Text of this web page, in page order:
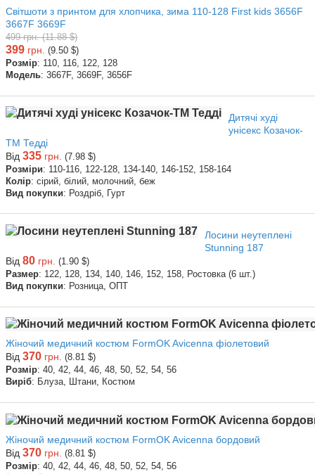
Світшоти з принтом для хлопчика, зима 110-128 First kids 3656F
3667F 3669F
499 грн. (11.88 $)
399 грн. (9.50 $)
Розмір: 110, 116, 122, 128
Модель: 3667F, 3669F, 3656F
Дитячі худі
унісекс Козачок-
ТМ Тедді
Від 335 грн. (7.98 $)
Розміри: 110-116, 122-128, 134-140, 146-152, 158-164
Колір: сірий, білий, молочний, беж
Вид покупки: Роздріб, Гурт
Лосини неутеплені
Stunning 187
Від 80 грн. (1.90 $)
Размер: 122, 128, 134, 140, 146, 152, 158, Ростовка (6 шт.)
Вид покупки: Розница, ОПТ
Жіночий медичний костюм FormOK Avicenna фіолетовий
Від 370 грн. (8.81 $)
Розмір: 40, 42, 44, 46, 48, 50, 52, 54, 56
Виріб: Блуза, Штани, Костюм
Жіночий медичний костюм FormOK Avicenna бордовий
Від 370 грн. (8.81 $)
Розмір: 40, 42, 44, 46, 48, 50, 52, 54, 56